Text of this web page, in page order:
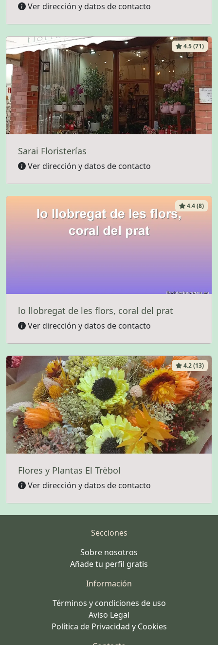
Ver dirección y datos de contacto
4.5 (71)
Sarai Floristerías
Ver dirección y datos de contacto
4.4 (8)
lo llobregat de les flors, coral del prat
Ver dirección y datos de contacto
4.2 (13)
Flores y Plantas El Trèbol
Ver dirección y datos de contacto
Secciones
Sobre nosotros
Añade tu perfil gratis
Información
Términos y condiciones de uso
Aviso Legal
Política de Privacidad y Cookies